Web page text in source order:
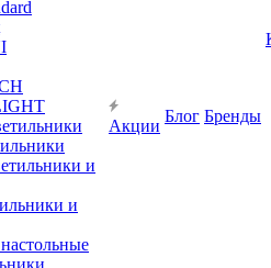
и
Акции
Блог Бренды